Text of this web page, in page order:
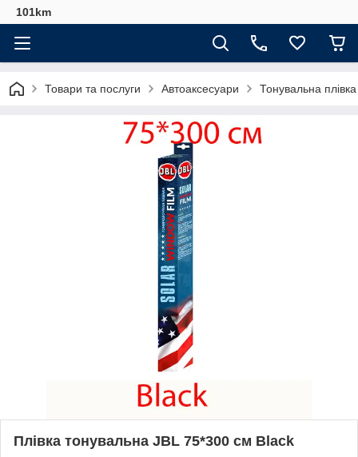
101km
Товари та послуги Автоаксесуари Тонувальна плівка
Плівка тонувальна JBL 75*300 см Black